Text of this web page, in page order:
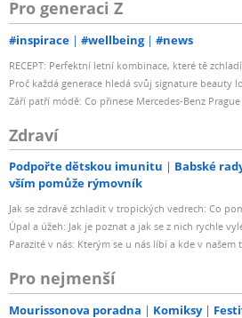
Pro generaci Z
#inspirace #wellbeing #news
RECEPT: Perfektní letní kombinace, které tě
Proč každá generace hledá svůj signature beauty
Září patří módě: Co přinese Mercedes-Benz Prague
Zdraví
Podpořte dětskou imunitu Babské
vším pomůže rýmovník
Jak se zdravě zchladit v tropických vedrech: Co
Úpal a úžeh: Jak je poznat a jak se z nich rychle
Parazité v nás: Kterým se u nás líbí a kde v našem
Pro nejmenší
Mourissonova poradna Komiksy